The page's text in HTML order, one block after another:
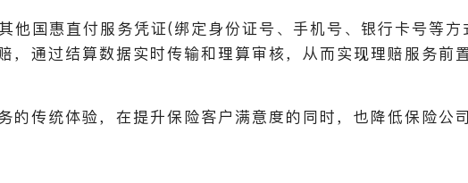
他国惠直付服务凭证(绑定身份证号、手机号、银行卡号等
，通过结算数据实时传输和理算审核，从而实现理赔服务前
的传统体验，在提升保险客户满意度的同时，也降低保险公